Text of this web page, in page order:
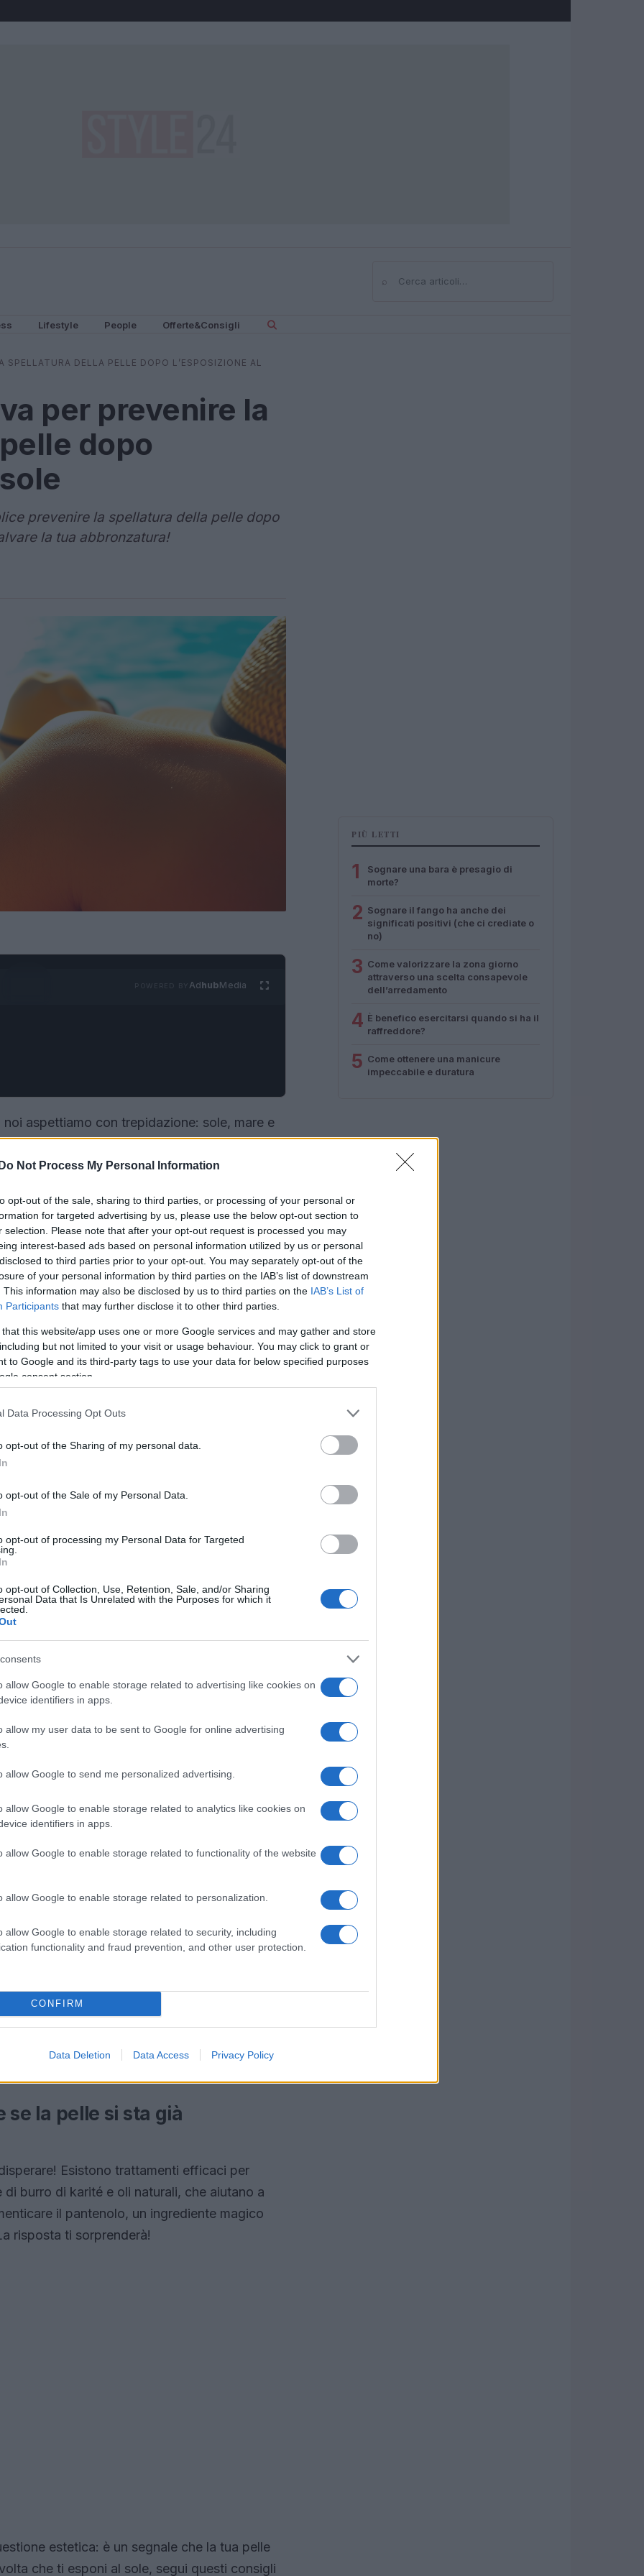
Do Not Process My Personal Information
opt-out of the sale, sharing to third parties, or processing of your personal or
for targeted advertising by us, please use the below opt-out section to
selection. Please note that after your opt-out request is processed you may
interest-based ads based on personal information utilized by us or personal
to third parties prior to your opt-out. You may separately opt-out of the
of your personal information by third parties on the IAB’s list of downstream
This information may also be disclosed by us to third parties on the IAB’s List of
Participants that may further disclose it to other third parties.
that this website/app uses one or more Google services and may gather and store
but not limited to your visit or usage behaviour. You may click to grant or
to Google and its third-party tags to use your data for below specified purposes
consent section.
Data Processing Opt Outs
opt-out of the Sharing of my personal data.
opt-out of the Sale of my Personal Data.
opt-out of processing my Personal Data for Targeted
opt-out of Collection, Use, Retention, Sale, and/or Sharing
Data that Is Unrelated with the Purposes for which it
allow Google to enable storage related to advertising like cookies on
identifiers in apps.
allow my user data to be sent to Google for online advertising
allow Google to send me personalized advertising.
allow Google to enable storage related to analytics like cookies on
identifiers in apps.
allow Google to enable storage related to functionality of the website
allow Google to enable storage related to personalization.
allow Google to enable storage related to security, including
functionality and fraud prevention, and other user protection.
CONFIRM
Data Deletion Data Access Privacy Policy
⌕Cerca
Lifestyle People Offerte&Consigli
SPELLATURA DELLA PELLE DOPO L’ESPOSIZIONE AL
per prevenire la
dopo
prevenire la spellatura della pelle dopo
la tua abbronzatura!
AdhubMedia
aspettiamo con trepidazione: sole, mare e
potrebbe iniziare a spellarsi proprio quando
Oggi scopriremo insieme perché succede e,
i segreti di una pelle perfetta? 🔥
si verifica quando la pelle, esposta ai raggi
rigenerazione. Ma non è solo il sole a giocare
possono contribuire a questo fastidioso
vacanza al mare, fiera del tuo colorito
squame… che delusione, vero? Ma non
è capire che la protezione solare non è solo
Anche se hai una bella abbronzatura, la
Gli UVA, in particolare, possono
accelerando il processo di
spellatura. Quindi, che ne dici di mettere in
di applicare una crema solare ad alta
La tua pelle ha bisogno di essere
apparirà più elastica e meno soggetta a
nel pesce e nelle noci aiutano a mantenere la
sempre prodotti delicati e idratanti dopo
può essere il tuo migliore amico!
morte con un esfoliante delicato una o due
fresca e sana.
se la pelle si sta già
Esistono trattamenti efficaci per
burro di karité e oli naturali, che aiutano a
il pantenolo, un ingrediente magico
risposta ti sorprenderà!
estetica: è un segnale che la tua pelle
che ti esponi al sole, segui questi consigli
PIÙ LETTI
1
Sognare una bara è presagio di
morte?
2 Sognare il fango ha anche dei
significati positivi (che ci crediate o
no)
3 Come valorizzare la zona giorno
attraverso una scelta consapevole
dell’arredamento
4 È benefico esercitarsi quando si ha il
raffreddore?
5 Come ottenere una manicure
impeccabile e duratura